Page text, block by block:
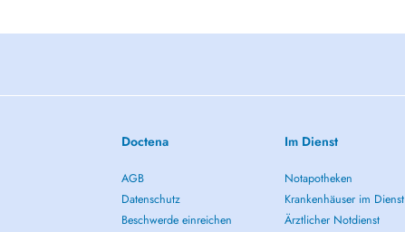
Doctena
AGB
Datenschutz
Beschwerde einreichen
Im Dienst
Notapotheken
Krankenhäuser im Dienst
Ärztlicher Notdienst